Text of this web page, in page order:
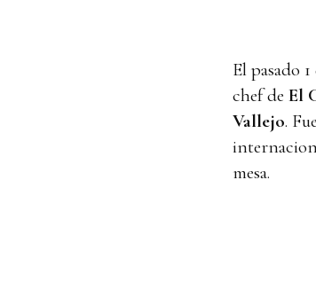
El pasado
chef de El
Vallejo.
mesa.